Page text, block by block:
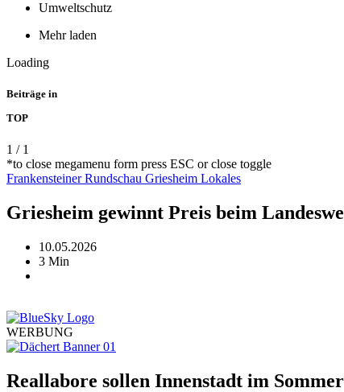
Umweltschutz
Mehr laden
Loading
Beiträge in
TOP
1 / 1
*to close megamenu form press ESC or close toggle
Frankensteiner Rundschau Griesheim Lokales
Griesheim gewinnt Preis beim
10.05.2026
3 Min
WERBUNG
Reallabore sollen Innenstadt im